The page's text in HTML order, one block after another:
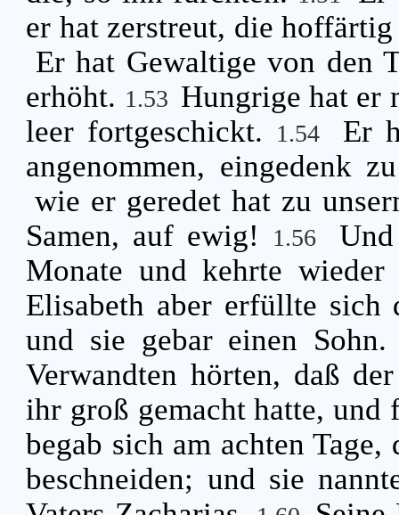
er hat zerstreut, die
Er hat Gewaltige von den
erhöht. 1.53 Hungrige hat er
leer fortgeschickt.
1.54
Er
angenommen, eingedenk
wie er geredet hat zu
Samen, auf ewig!
1.56
Monate und kehrte
Elisabeth aber erfüllte sich
und sie gebar einen
Verwandten hörten, daß
ihr groß gemacht hatte,
begab sich am achten
beschneiden; und sie